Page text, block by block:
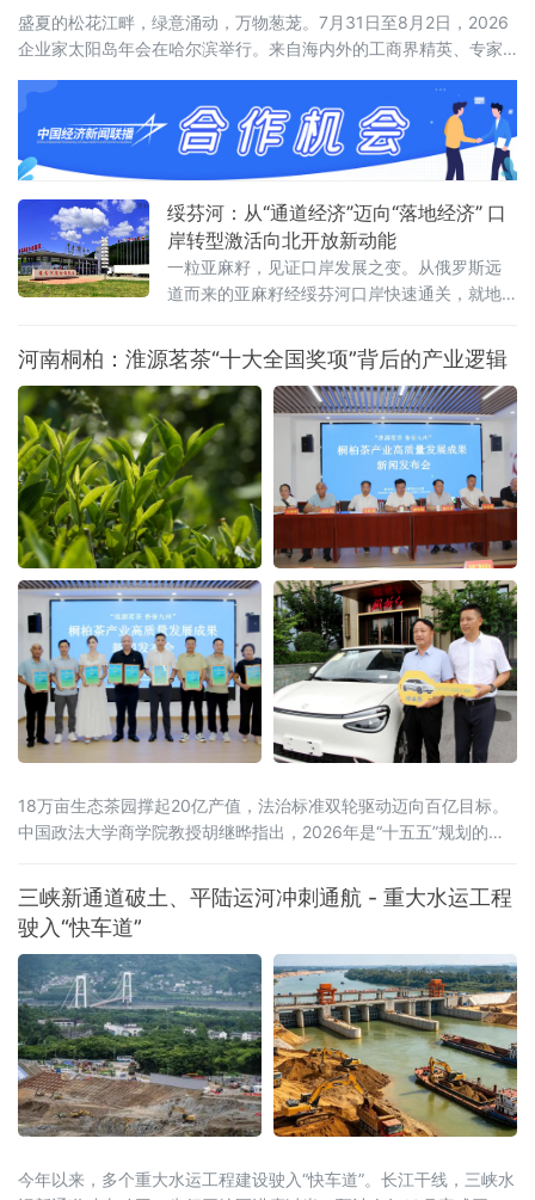
盛夏的松花江畔，绿意涌动，万物葱茏。7月31日至8月2日，2026
企业家太阳岛年会在哈尔滨举行。来自海内外的工商界精英、专家
打磨，企业家太阳岛年会已成长为新华社社级标志性论坛，形成“南
有博鳌，北有太阳岛”的全国产业对话IP。本届年会以“新质生产力：
新突破 新途径 新局面 新成果”为核心主题，锚定哈尔滨“三城三
绥芬河：从“通道经济”迈向“落地经济” 口
岸转型激活向北开放新动能
一粒亚麻籽，见证口岸发展之变。从俄罗斯远
道而来的亚麻籽经绥芬河口岸快速通关，就地
后，是百年口岸绥芬河奋力摆脱传统“通道经
济”，聚力发展落地加工，生动展现百年口岸
由“通道经济”向“落地经济”稳步转型的生动实
践。
河南桐柏：淮源茗茶“十大全国奖项”背后的产业逻辑
18万亩生态茶园撑起20亿产值，法治标准双轮驱动迈向百亿目标。
中国政法大学商学院教授胡继晔指出，2026年是“十五五”规划的开
（2026—2030年）》，明确到2030年全产业链规模达1.5万亿元的
目标，《扩大消费“十五五”规划》更是将茶叶列为历史经典产业；桐
柏茶产业深度契合国家
三峡新通道破土、平陆运河冲刺通航 - 重大水运工程
驶入“快车道”
今年以来，多个重大水运工程建设驶入“快车道”。长江干线，三峡水